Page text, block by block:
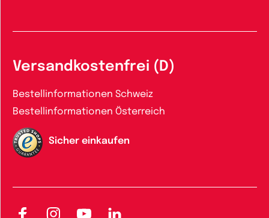
Versandkostenfrei (D)
Bestellinformationen Schweiz
Bestellinformationen Österreich
Sicher einkaufen
FacebookInstagramYouTubeLinkedIn